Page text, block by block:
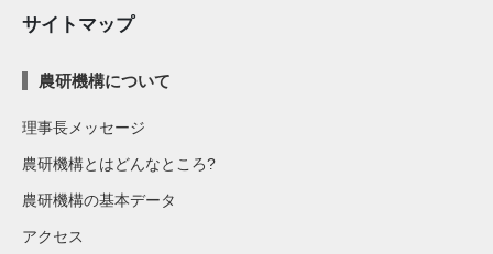
サイトマップ
農研機構について
理事長メッセージ
農研機構とはどんなところ?
農研機構の基本データ
アクセス